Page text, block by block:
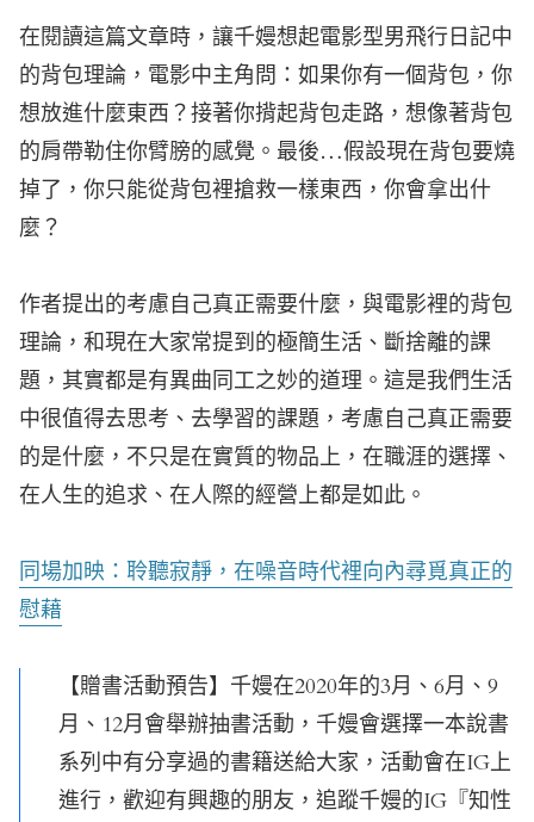
在閱讀這篇文章時，讓千嫚想起電影型男飛行日記中
的背包理論，電影中主角問：如果你有一個背包，你
想放進什麼東西？接著你揹起背包走路，想像著背包
的肩帶勒住你臂膀的感覺。最後…假設現在背包要燒
掉了，你只能從背包裡搶救一樣東西，你會拿出什
麼？
作者提出的考慮自己真正需要什麼，與電影裡的背包
理論，和現在大家常提到的極簡生活、斷捨離的課
題，其實都是有異曲同工之妙的道理。這是我們生活
中很值得去思考、去學習的課題，考慮自己真正需要
的是什麼，不只是在實質的物品上，在職涯的選擇、
在人生的追求、在人際的經營上都是如此。
同場加映：聆聽寂靜，在噪音時代裡向內尋覓真正的
慰藉
【贈書活動預告】千嫚在2020年的3月、6月、9
月、12月會舉辦抽書活動，千嫚會選擇一本說書
系列中有分享過的書籍送給大家，活動會在IG上
進行，歡迎有興趣的朋友，追蹤千嫚的IG『知性